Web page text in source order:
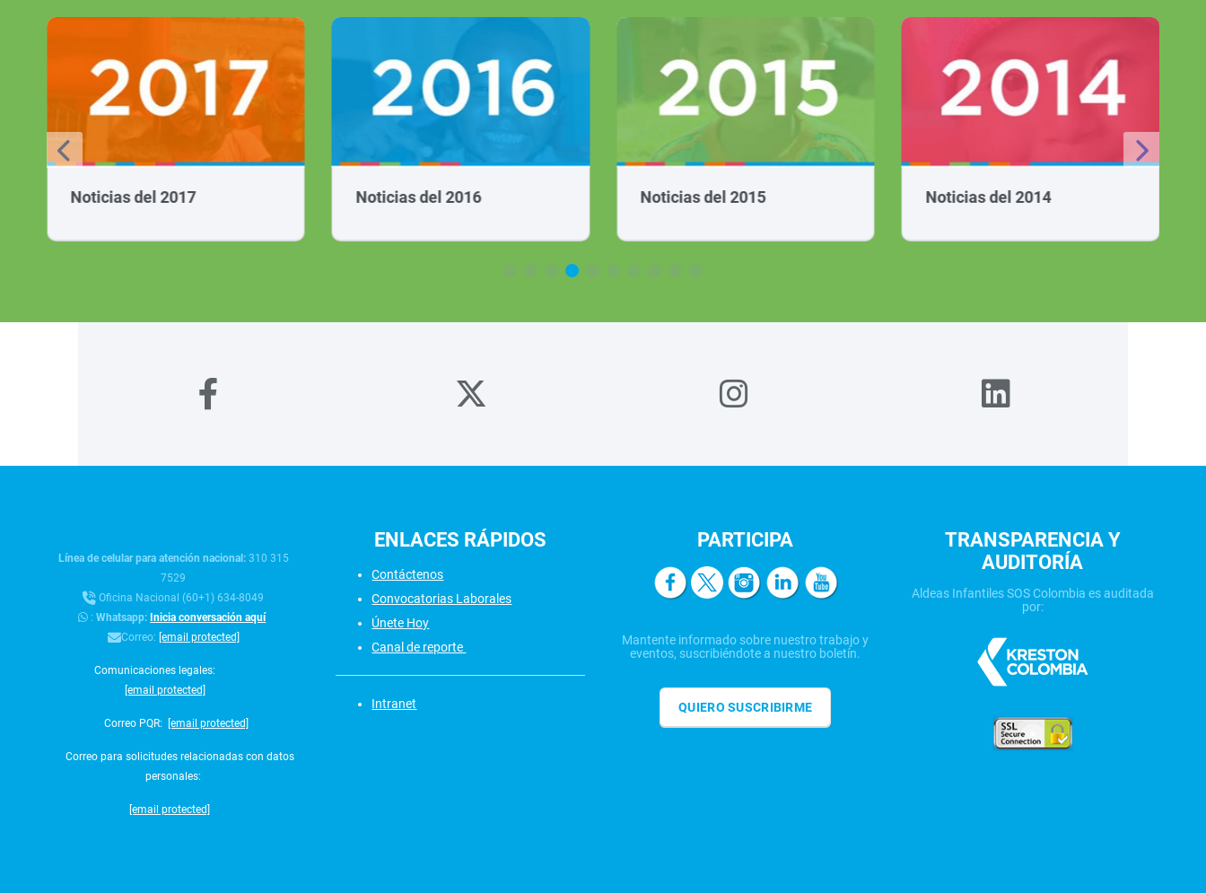
Noticias del 2017 Noticias del 2016 Noticias del 2015 Noticias del 2014
Línea de celular para atención nacional: 310 315
7529
Oficina Nacional (60+1) 634-8049
:Whatsapp: Inicia conversación aquí
Correo: [email protected]
Comunicaciones legales:
[email protected]
Correo PQR: [email protected]
Correo para solicitudes relacionadas con datos
personales:
[email protected]
ENLACES RÁPIDOS
Contáctenos
Convocatorias Laborales
Únete Hoy
Canal de reporte
Intranet
PARTICIPA
Mantente informado sobre nuestro trabajo y
eventos, suscribiéndote a nuestro boletín.
QUIERO SUSCRIBIRME
TRANSPARENCIA Y
AUDITORÍA
Aldeas Infantiles SOS Colombia es auditada
por: